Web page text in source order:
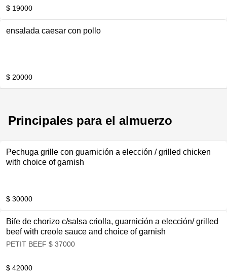
$ 19000
ensalada caesar con pollo
$ 20000
Principales para el almuerzo
Pechuga grille con guarnición a elección / grilled chicken
with choice of garnish
$ 30000
Bife de chorizo c/salsa criolla, guarnición a elección/ grilled
beef with creole sauce and choice of garnish
PETIT BEEF $ 37000
$ 42000